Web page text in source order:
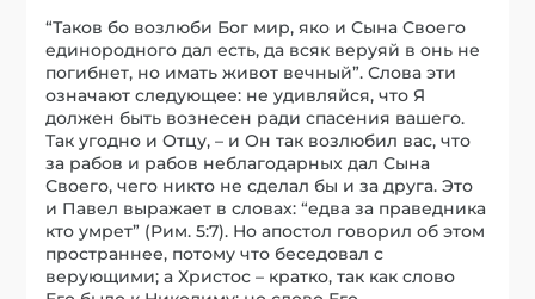
“Таков бо возлюби Бог мир, яко и Сына Своего
единородного дал есть, да всяк веруяй в онь не
погибнет, но имать живот вечный”. Слова эти
означают следующее: не удивляйся, что Я
должен быть вознесен ради спасения вашего.
Так угодно и Отцу, – и Он так возлюбил вас, что
за рабов и рабов неблагодарных дал Сына
Своего, чего никто не сделал бы и за друга. Это
и Павел выражает в словах: “едва за праведника
кто умрет” (Рим. 5:7). Но апостол говорил об этом
пространнее, потому что беседовал с
верующими; а Христос – кратко, так как слово